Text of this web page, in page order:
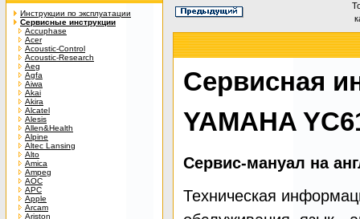
Инструкции по эксплуатации
Сервисные инструкции
Accuphase
Acer
Acoustic-Control
Acoustic-Research
Aeg
Agfa
Aiwa
Akai
Akira
Alcatel
Alesis
Allen&Health
Alpine
Altec Lansing
Alto
Amica
Ampeg
AOC
APC
Apple
Arcam
Ariston
Сервисная
YAMAHA
Сервис-мануал на
Техническая